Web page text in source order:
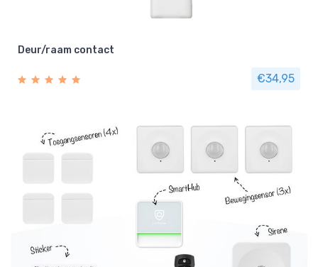
Deur/raam contact
€34,95